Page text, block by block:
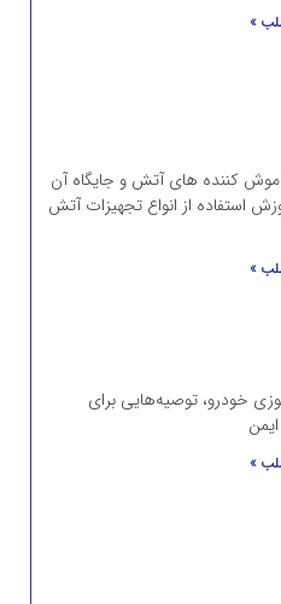
»
کننده های آتش و جایگاه آن
استفاده از انواع تجهیزات آتش
»
خودرو، توصیه‌هایی برای
»